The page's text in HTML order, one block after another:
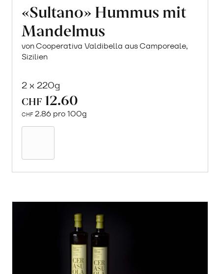
«Sultano» Hummus mit
Mandelmus
von Cooperativa Valdibella aus Camporeale,
Sizilien
2 x 220g
CHF 12.60
CHF 2.86 pro 100g